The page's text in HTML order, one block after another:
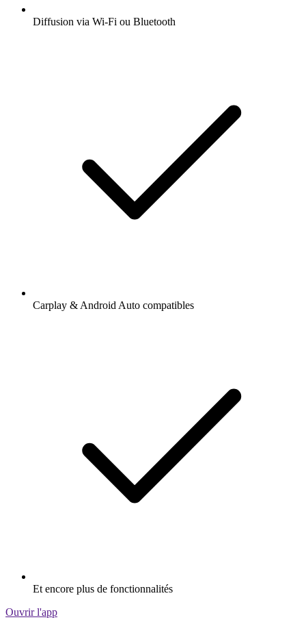
Diffusion via Wi-Fi ou Bluetooth
Carplay & Android Auto compatibles
Et encore plus de fonctionnalités
Ouvrir l'app